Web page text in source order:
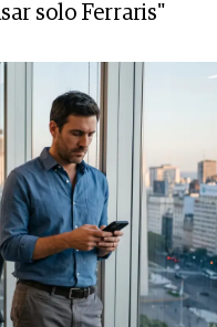
solo Ferraris"